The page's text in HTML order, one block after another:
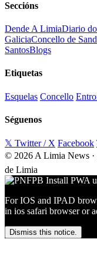
Seccións
Dende A LimiaDiario
GaliciaConcello de
SantosBlogs
Etiquetas
Esquelas Concello
Séguenos
𝕏 Twitter / X Facebook
© 2026 A Limia News
de Limia
For IOS and IPAD
in ios safari browser or
Dismiss this notice.